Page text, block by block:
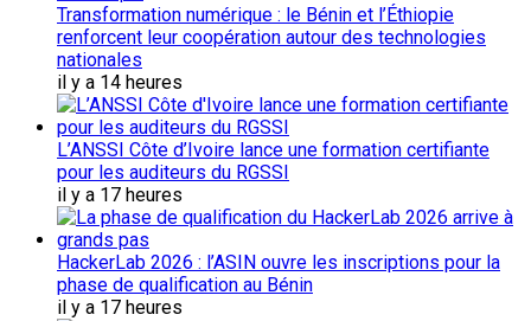
Transformation numérique : le Bénin et l’Éthiopie
renforcent leur coopération autour des technologies
nationales
il y a 14 heures
L’ANSSI Côte d’Ivoire lance une formation certifiante
pour les auditeurs du RGSSI
il y a 17 heures
HackerLab 2026 : l’ASIN ouvre les inscriptions pour la
phase de qualification au Bénin
il y a 17 heures